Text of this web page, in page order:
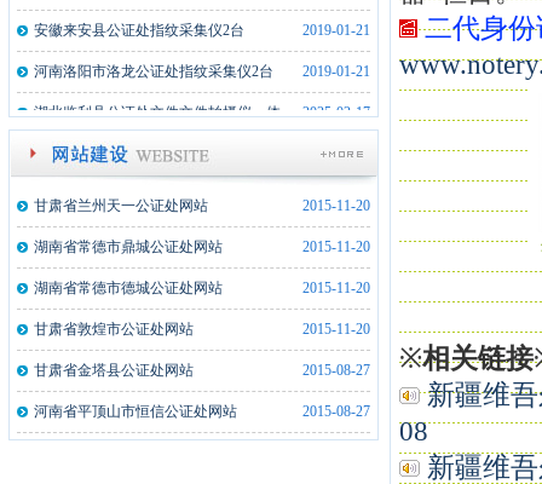
安徽来安县公证处指纹采集仪2台 2019-01-21
河南洛阳市洛龙公证处指纹采集仪2台 2019-01-21
湖北监利县公证处文件文件拍摄仪一体.. 2025-02-17
内蒙古额济纳旗公证处文件文件拍摄仪..
新疆墨玉县公证处文件拍摄仪一体机1.. 2022-07-19
湖北监利县公证处文件拍摄仪一体机2.. 2021-12-21
湖南俊昇伟业信息科技有限公司公证处.. 2020-05-10
山西忻州市泰和公证处指纹采集仪5台 2019-05-10
山西忻州市泰和公证处指纹采集仪5台 2019-05-13
安徽来安县公证处指纹采集仪2台 2019-01-21
甘肃省兰州天一公证处网站 2015-11-20
湖南省常德市鼎城公证处网站 2015-11-20
湖南省常德市德城公证处网站 2015-11-20
甘肃省敦煌市公证处网站 2015-11-20
甘肃省金塔县公证处网站 2015-08-27
河南省平顶山市恒信公证处网站 2015-08-27
二代身
※相关链接
新疆维
08
新疆维